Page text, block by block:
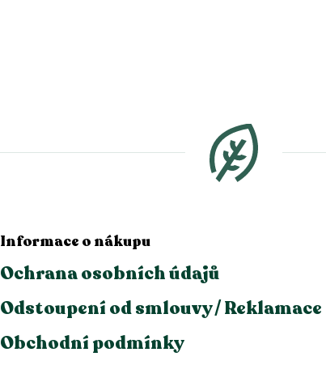
Informace o nákupu
Ochrana osobních údajů
Odstoupení od smlouvy / Reklamace
Obchodní podmínky